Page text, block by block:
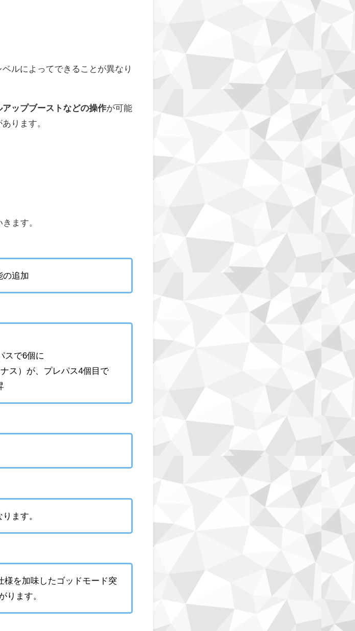
ルによってできることが異なり
アップブーストなどの操作が可能
ります。
ます。
の追加
スで6個に
ス）が、プレパス4個目で
ます。
様を加味したゴッドモード突
ります。